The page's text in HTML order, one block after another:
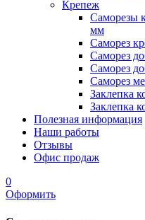
Крепеж
Саморезы
мм
Саморез
Саморез
Саморез
Саморез
Заклепка
Заклепка
Полезная информация
Наши работы
Отзывы
Офис продаж
0
Оформить